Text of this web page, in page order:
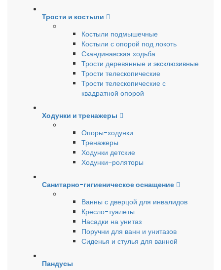
Трости и костыли
Костыли подмышечные
Костыли с опорой под локоть
Скандинавская ходьба
Трости деревянные и эксклюзивные
Трости телескопические
Трости телескопические с
квадратной опорой
Ходунки и тренажеры
Опоры-ходунки
Тренажеры
Ходунки детские
Ходунки-роляторы
Санитарно-гигиеническое оснащение
Ванны с дверцой для инвалидов
Кресло-туалеты
Насадки на унитаз
Поручни для ванн и унитазов
Сиденья и стулья для ванной
Пандусы